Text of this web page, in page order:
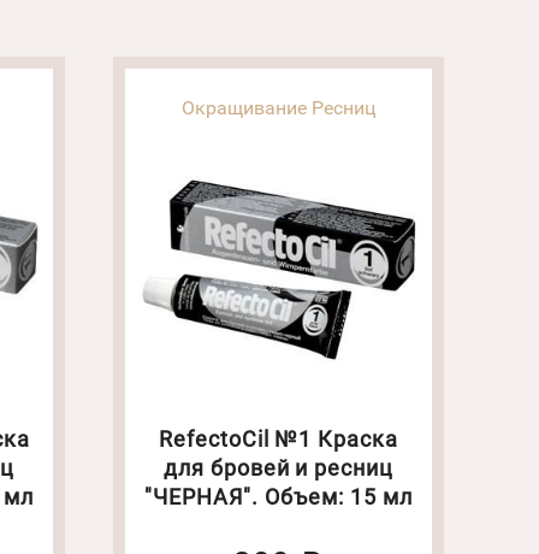
Окращивание Ресниц
RefectoCil №1 Краска
для бровей и ресниц
"ЧЕРНАЯ". Объем: 15 мл